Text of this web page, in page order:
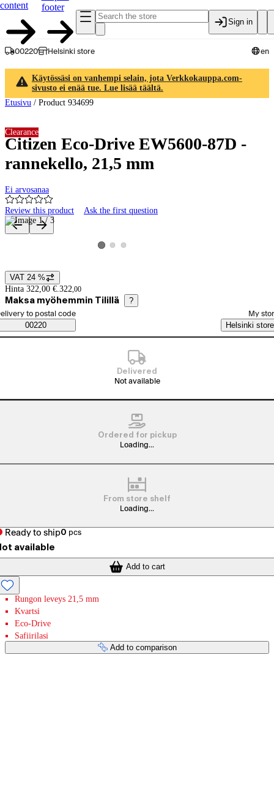
content
footer
Sign in
00220 Helsinki store en
Käytössäsi on vanhempi selain, jota Verkkokauppa.com-
sivusto ei enää tue. Lue lisää täältä.
Etusivu / Product 934699
Citizen Eco-Drive EW5600-87D -
rannekello, 21,5 mm
Ei arvosanaa
Review this product Ask the first question
Clearance
Product images and videos
View product image 1
View product image 2
View product image 3
Price details
VAT 24 %
Hinta 322,00 €. 322,00
Maksa myöhemmin Tilillä ?
Saatavuustiedot
order method
to postal code
00220
My
Helsinki store
Delivered
Not available
Ordered for pickup
Loading...
From store shelf
Loading...
Ready to ship0 pcs
available
Add to cart
Rungon leveys 21,5 mm
Kvartsi
Eco-Drive
Safiirilasi
Add to comparison